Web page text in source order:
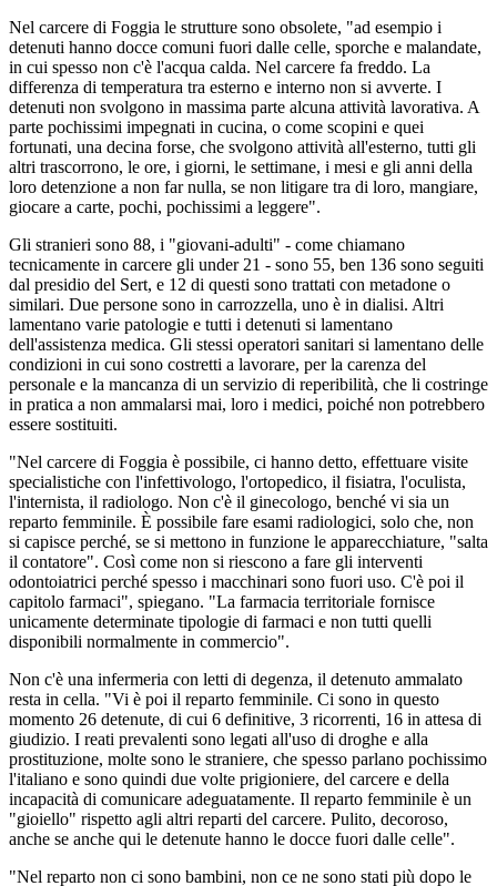
Nel carcere di Foggia le strutture sono obsolete, "ad esempio i
detenuti hanno docce comuni fuori dalle celle, sporche e malandate,
in cui spesso non c'è l'acqua calda. Nel carcere fa freddo. La
differenza di temperatura tra esterno e interno non si avverte. I
detenuti non svolgono in massima parte alcuna attività lavorativa. A
parte pochissimi impegnati in cucina, o come scopini e quei
fortunati, una decina forse, che svolgono attività all'esterno, tutti gli
altri trascorrono, le ore, i giorni, le settimane, i mesi e gli anni della
loro detenzione a non far nulla, se non litigare tra di loro, mangiare,
giocare a carte, pochi, pochissimi a leggere".
Gli stranieri sono 88, i "giovani-adulti" - come chiamano
tecnicamente in carcere gli under 21 - sono 55, ben 136 sono seguiti
dal presidio del Sert, e 12 di questi sono trattati con metadone o
similari. Due persone sono in carrozzella, uno è in dialisi. Altri
lamentano varie patologie e tutti i detenuti si lamentano
dell'assistenza medica. Gli stessi operatori sanitari si lamentano delle
condizioni in cui sono costretti a lavorare, per la carenza del
personale e la mancanza di un servizio di reperibilità, che li costringe
in pratica a non ammalarsi mai, loro i medici, poiché non potrebbero
essere sostituiti.
"Nel carcere di Foggia è possibile, ci hanno detto, effettuare visite
specialistiche con l'infettivologo, l'ortopedico, il fisiatra, l'oculista,
l'internista, il radiologo. Non c'è il ginecologo, benché vi sia un
reparto femminile. È possibile fare esami radiologici, solo che, non
si capisce perché, se si mettono in funzione le apparecchiature, "salta
il contatore". Così come non si riescono a fare gli interventi
odontoiatrici perché spesso i macchinari sono fuori uso. C'è poi il
capitolo farmaci", spiegano. "La farmacia territoriale fornisce
unicamente determinate tipologie di farmaci e non tutti quelli
disponibili normalmente in commercio".
Non c'è una infermeria con letti di degenza, il detenuto ammalato
resta in cella. "Vi è poi il reparto femminile. Ci sono in questo
momento 26 detenute, di cui 6 definitive, 3 ricorrenti, 16 in attesa di
giudizio. I reati prevalenti sono legati all'uso di droghe e alla
prostituzione, molte sono le straniere, che spesso parlano pochissimo
l'italiano e sono quindi due volte prigioniere, del carcere e della
incapacità di comunicare adeguatamente. Il reparto femminile è un
"gioiello" rispetto agli altri reparti del carcere. Pulito, decoroso,
anche se anche qui le detenute hanno le docce fuori dalle celle".
"Nel reparto non ci sono bambini, non ce ne sono stati più dopo le